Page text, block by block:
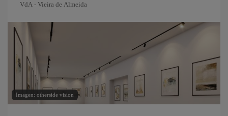
VdA - Vieira de Almeida
Imagen: otherside vision